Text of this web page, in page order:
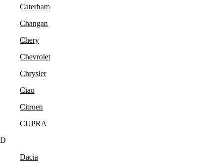
Caterham
Changan
Chery
Chevrolet
Chrysler
Ciao
Citroen
CUPRA
D
Dacia